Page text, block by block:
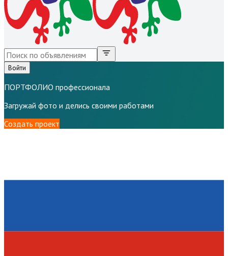
Войти
ПОРТФОЛИО профессионала
Загружай фото и делись своими работами
Создать проект